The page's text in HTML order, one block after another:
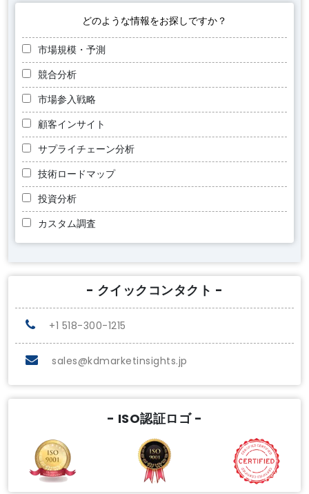
どのような情報をお探しですか？
市場規模・予測
競合分析
市場参入戦略
顧客インサイト
サプライチェーン分析
技術ロードマップ
投資分析
カスタム調査
- クイックコンタクト -
+1 518-300-1215
sales@kdmarketinsights.jp
- ISO認証ロゴ -